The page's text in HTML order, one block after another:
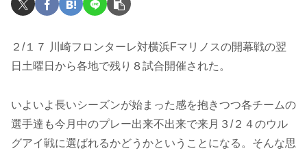
２/１７ 川崎フロンターレ対横浜Fマリノスの開幕戦の翌
日土曜日から各地で残り８試合開催された。
いよいよ長いシーズンが始まった感を抱きつつ各チームの
選手達も今月中のプレー出来不出来で来月３/２４のウル
グアイ戦に選ばれるかどうかということになる。そんな思